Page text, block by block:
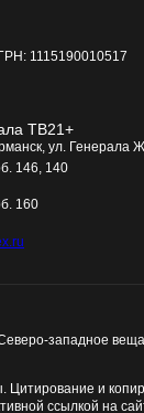
1115190010517
ТВ21+
ул. Генерала
146, 140
160
западное
Цитирование и
ссылкой на